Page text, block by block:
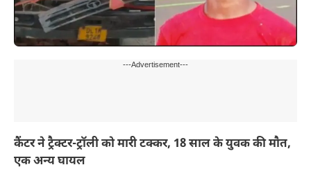
---Advertisement---
कैंटर ने ट्रैक्टर-ट्रॉली को मारी टक्कर, 18 साल के युवक की मौत,
एक अन्य घायल